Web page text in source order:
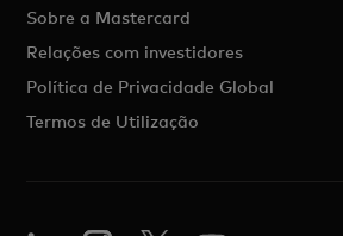
Sobre a Mastercard
Relações com investidores
Política de Privacidade Global
Termos de Utilização